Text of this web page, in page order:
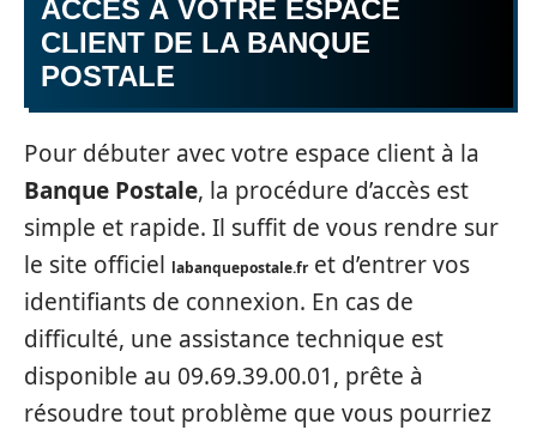
ACCÈS À VOTRE ESPACE
CLIENT DE LA BANQUE
POSTALE
Pour débuter avec votre espace client à la
Banque Postale, la procédure d’accès est
simple et rapide. Il suffit de vous rendre sur
le site officiel labanquepostale.fret d’entrer vos
identifiants de connexion. En cas de
difficulté, une assistance technique est
disponible au 09.69.39.00.01, prête à
résoudre tout problème que vous pourriez